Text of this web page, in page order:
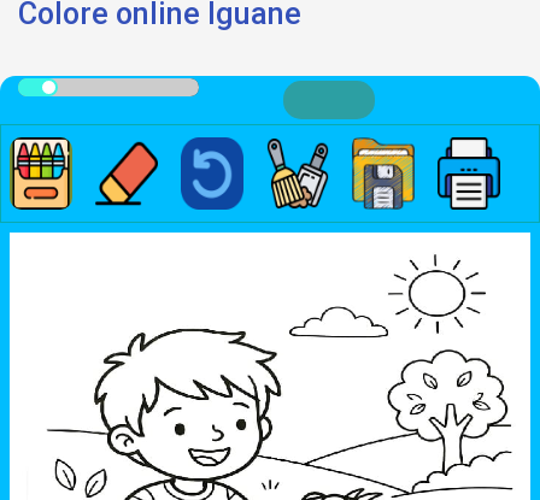
Colore online Iguane